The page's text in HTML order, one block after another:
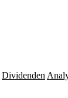
Dividenden